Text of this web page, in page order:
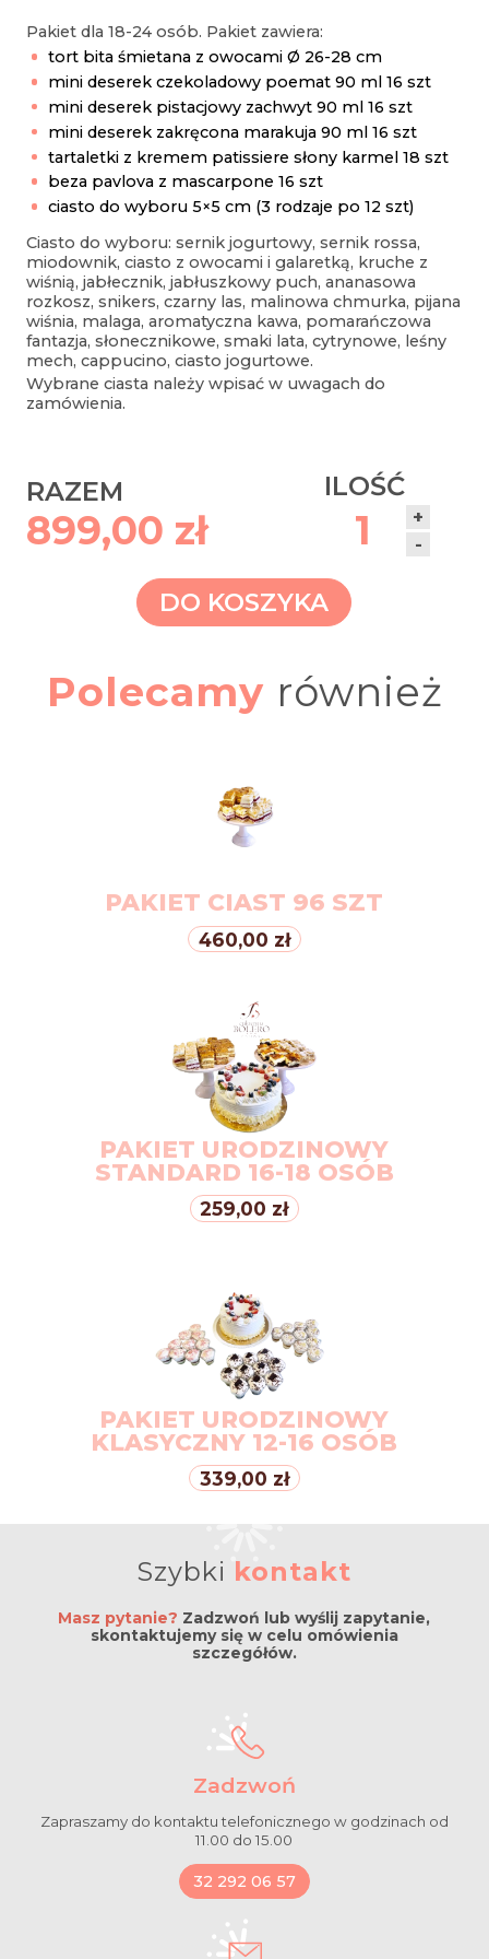
Koszyk
Moje konto
Regulamin
Polityka prywatności
Pakiet dla 18-24 osób. Pakiet zawiera:
tort bita śmietana z owocami Ø 26-28 cm
mini deserek czekoladowy poemat 90 ml 16 szt
mini deserek pistacjowy zachwyt 90 ml 16 szt
mini deserek zakręcona marakuja 90 ml 16 szt
tartaletki z kremem patissiere słony karmel 18 szt
beza pavlova z mascarpone 16 szt
ciasto do wyboru 5×5 cm (3 rodzaje po 12 szt)
Ciasto do wyboru: sernik jogurtowy, sernik rossa,
miodownik, ciasto z owocami i galaretką, kruche z
wiśnią, jabłecznik, jabłuszkowy puch, ananasowa
rozkosz, snikers, czarny las, malinowa chmurka, pijana
wiśnia, malaga, aromatyczna kawa, pomarańczowa
fantazja, słonecznikowe, smaki lata, cytrynowe, leśny
mech, cappucino, ciasto jogurtowe.
Wybrane ciasta należy wpisać w uwagach do
zamówienia.
RAZEM
899,00 zł
ILOŚĆ
1
+
-
DO KOSZYKA
Polecamy również
PAKIET CIAST 96 SZT
460,00 zł
PAKIET URODZINOWY
STANDARD 16-18 OSÓB
259,00 zł
PAKIET URODZINOWY
KLASYCZNY 12-16 OSÓB
339,00 zł
Szybki kontakt
Masz pytanie? Zadzwoń lub wyślij zapytanie,
skontaktujemy się w celu omówienia
szczegółów.
Zadzwoń
Zapraszamy do kontaktu telefonicznego w godzinach od
11.00 do 15.00
32 292 06 57